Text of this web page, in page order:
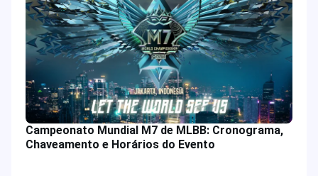
Campeonato Mundial M7 de MLBB: Cronograma,
Chaveamento e Horários do Evento